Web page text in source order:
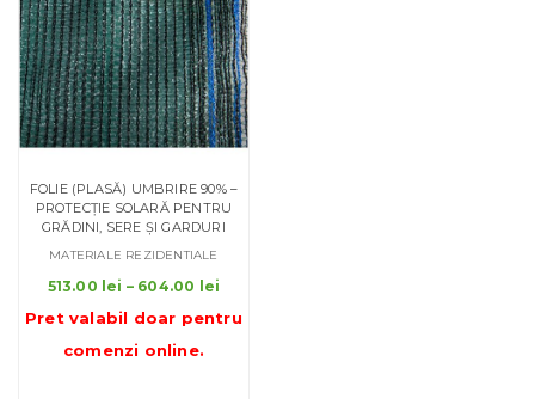
FOLIE (PLASĂ) UMBRIRE 90% –
PROTECȚIE SOLARĂ PENTRU
GRĂDINI, SERE ȘI GARDURI
MATERIALE REZIDENTIALE
513.00 lei – 604.00 lei
prețuri:
Pret valabil doar pentru
comenzi online.